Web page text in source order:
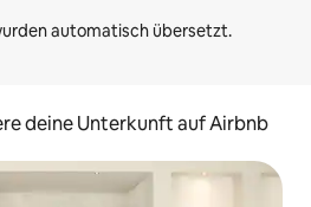
deine Unterkunft auf Airbnb